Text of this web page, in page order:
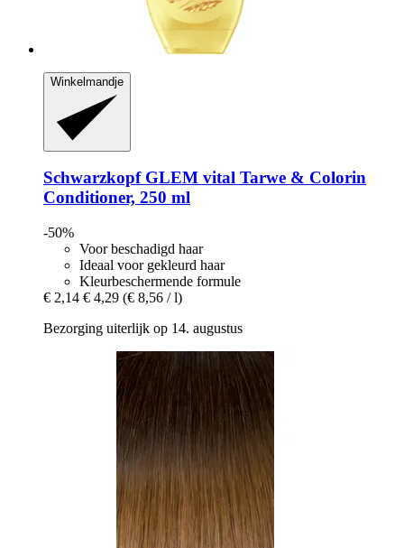
Winkelmandje
SchwarzkopfGLEM vital Tarwe & Colorin
Conditioner, 250 ml
-50%
Voor beschadigd haar
Ideaal voor gekleurd haar
Kleurbeschermende formule
€ 2,14 € 4,29 (€ 8,56 / l)
Bezorging uiterlijk op 14. augustus